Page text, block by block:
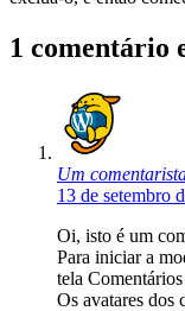
1 comentário
Um
13 de setembro
Oi, isto é um
Para iniciar a
tela
Os avatares dos